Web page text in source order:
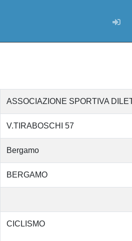
ASSOCIAZIONE SPORTIVA
V.TIRABOSCHI 57
Bergamo
BERGAMO
CICLISMO